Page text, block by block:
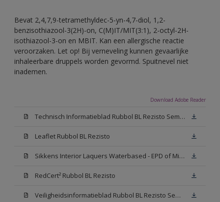
Bevat 2,4,7,9-tetramethyldec-5-yn-4,7-diol, 1,2-
benzisothiazool-3(2H)-on, C(M)IT/MIT(3:1), 2-octyl-2H-
isothiazool-3-on en MBIT. Kan een allergische reactie
veroorzaken. Let op! Bij verneveling kunnen gevaarlijke
inhaleerbare druppels worden gevormd. Spuitnevel niet
inademen.
Download Adobe Reader
Technisch Informatieblad Rubbol BL Rezisto Semi-Gloss (New Livery) (PDF)
Leaflet Rubbol BL Rezisto
Sikkens Interior Laquers Waterbased - EPD of Milieuproductverklaring
RedCert² Rubbol BL Rezisto
Veiligheidsinformatieblad Rubbol BL Rezisto Semi-Gloss N00 (MSDS)